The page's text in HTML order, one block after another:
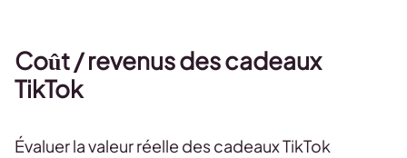
Coût / revenus des cadeaux
TikTok
Évaluer la valeur réelle des cadeaux TikTok